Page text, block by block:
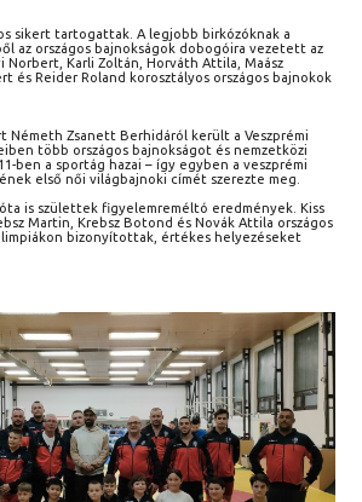
sikert tartogattak. A legjobb birkózóknak a
az országos bajnokságok dobogóira vezetett az
Norbert, Karli Zoltán, Horváth Attila, Maász
és Reider Roland korosztályos országos bajnokok
Németh Zsanett Berhidáról került a Veszprémi
több országos bajnokságot és nemzetközi
ben a sportág hazai – így egyben a veszprémi
első női világbajnoki címét szerezte meg.
is születtek figyelemreméltó eredmények. Kiss
Martin, Krebsz Botond és Novák Attila országos
bizonyítottak, értékes helyezéseket